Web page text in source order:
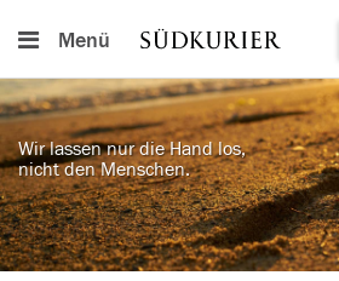
Menü
Wir lassen nur die Hand los,
nicht den Menschen.